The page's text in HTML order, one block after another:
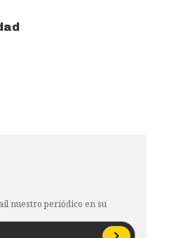
nuestro periódico en su